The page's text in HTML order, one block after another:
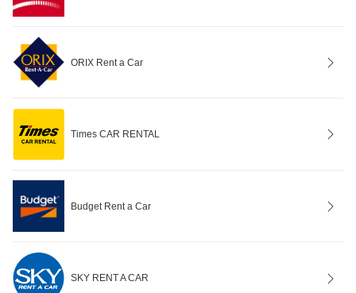
ORIX Rent a Car
Times CAR RENTAL
Budget Rent a Car
SKY RENT A CAR